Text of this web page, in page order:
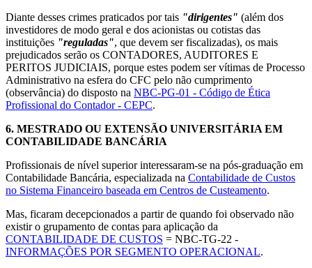
Diante desses crimes praticados por tais "dirigentes" (além dos
investidores de modo geral e dos acionistas ou cotistas das
instituições "reguladas", que devem ser fiscalizadas), os mais
prejudicados serão os CONTADORES, AUDITORES E
PERITOS JUDICIAIS, porque estes podem ser vítimas de Processo
Administrativo na esfera do CFC pelo não cumprimento
(observância) do disposto na NBC-PG-01 - Código de Ética
Profissional do Contador - CEPC.
6. MESTRADO OU EXTENSÃO UNIVERSITÁRIA EM
CONTABILIDADE BANCÁRIA
Profissionais de nível superior interessaram-se na pós-graduação em
Contabilidade Bancária, especializada na Contabilidade de Custos
no Sistema Financeiro baseada em Centros de Custeamento.
Mas, ficaram decepcionados a partir de quando foi observado não
existir o grupamento de contas para aplicação da
CONTABILIDADE DE CUSTOS = NBC-TG-22 -
INFORMAÇÕES POR SEGMENTO OPERACIONAL.